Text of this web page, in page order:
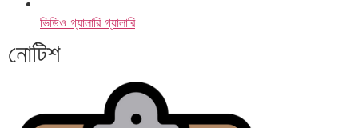
ভিডিও গ্যালারি গ্যালারি
নোটিশ